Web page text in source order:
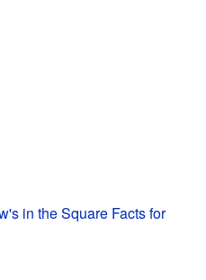
in the Square Facts for